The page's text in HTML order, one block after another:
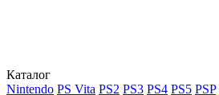
Каталог
Nintendo PS Vita PS2 PS3 PS4 PS5 PSP